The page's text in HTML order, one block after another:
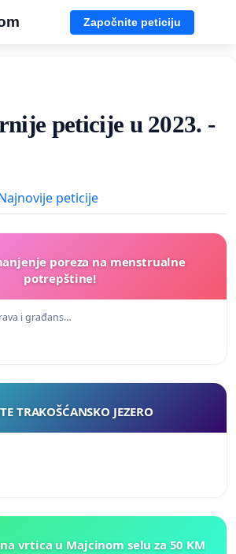
Započnite peticiju
peticije u 2023. -
peticije
poreza na menstrualne
potrepštine!
i građans…
TRAKOŠĆANSKO JEZERO
vrtica u Majcinom selu za 50 KM